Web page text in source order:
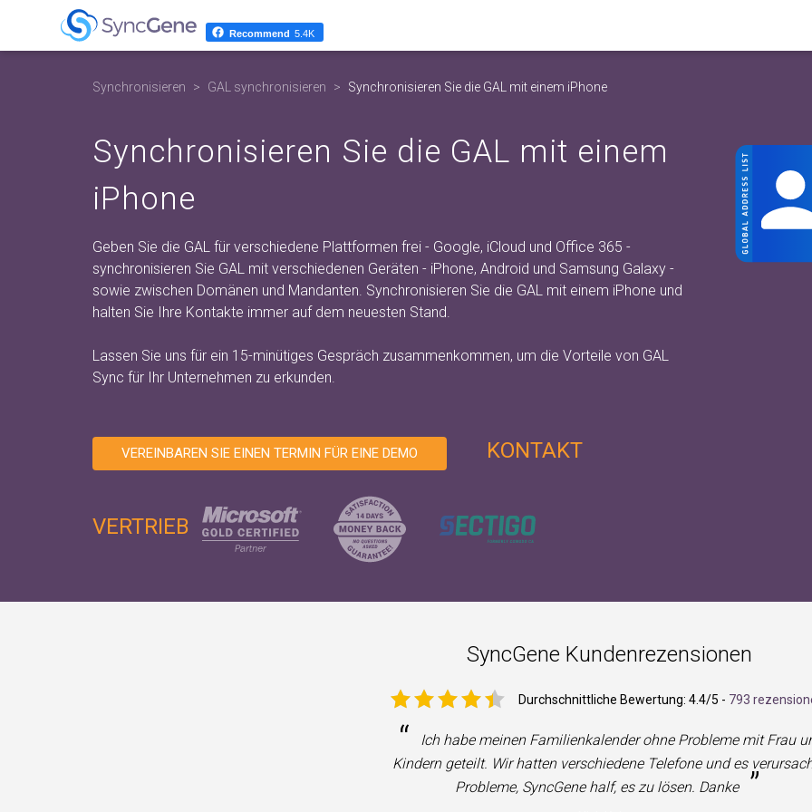
Synchronisieren GAL synchronisieren Synchronisieren Sie die GAL mit einem iPhone
Synchronisieren Sie die GAL mit einem
iPhone
Geben Sie die GAL für verschiedene Plattformen frei - Google, iCloud und Office 365 -
synchronisieren Sie GAL mit verschiedenen Geräten - iPhone, Android und Samsung Galaxy -
sowie zwischen Domänen und Mandanten. Synchronisieren Sie die GAL mit einem iPhone und
halten Sie Ihre Kontakte immer auf dem neuesten Stand.
Lassen Sie uns für ein 15-minütiges Gespräch zusammenkommen, um die Vorteile von GAL
Sync für Ihr Unternehmen zu erkunden.
VEREINBAREN SIE EINEN TERMIN FÜR EINE DEMO KONTAKT
VERTRIEB
SyncGene Kundenrezensionen
Durchschnittliche Bewertung: 4.4/5 - 793
“
Ich habe meinen Familienkalender ohne Probleme mit Frau
Kindern geteilt. Wir hatten verschiedene Telefone und es
Probleme, SyncGene half, es zu lösen. Danke
”
Recommend 5.4K